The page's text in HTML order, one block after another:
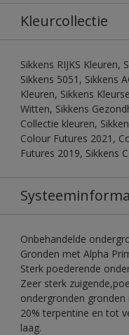
Kleurcollectie
Sikkens RIJKS Kleuren,
Sikkens 5051, Sikkens
Kleuren, Sikkens
Witten, Sikkens
Collectie kleuren,
Colour Futures 2021,
Futures 2019, Sikkens
Onbehandelde
Gronden met Alpha
Sterk poederende
Zeer sterk
ondergronden gronden
20% terpentine en tot
laag.